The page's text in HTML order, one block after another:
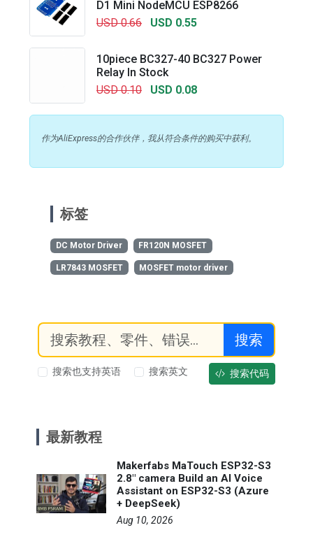
D1 Mini NodeMCU ESP8266
USD 0.66
USD 0.55
10piece BC327-40 BC327 Power
Relay In Stock
USD 0.10
USD 0.08
作为AliExpress的合作伙伴，我从符合条件的购买中获利。
标签
DC Motor Driver FR120N MOSFET
LR7843 MOSFET MOSFET motor driver
搜索
搜索也支持英语 搜索英文 搜索代码
最新教程
Makerfabs MaTouch ESP32-S3
2.8" camera Build an AI Voice
Assistant on ESP32-S3 (Azure
+ DeepSeek)
Aug 10, 2026